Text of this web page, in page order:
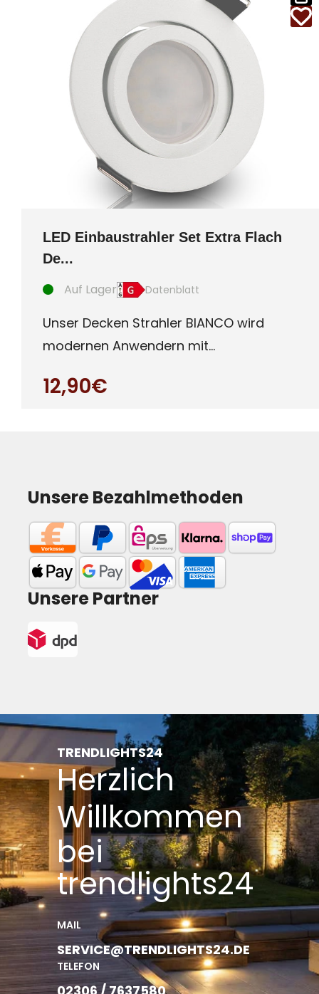
LED Einbaustrahler Set Extra Flach
De...
Auf Lager Datenblatt
Unser Decken Strahler BIANCO wird
modernen Anwendern mit
flaches (c
12,90€
Unsere Bezahlmethoden
Unsere Partner
TRENDLIGHTS24
Herzlich
Willkommen
bei
trendlights24
MAIL
SERVICE@TRENDLIGHTS24.DE
TELEFON